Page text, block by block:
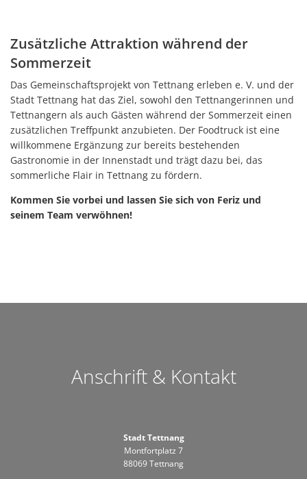
Zusätzliche Attraktion während der
Sommerzeit
Das Gemeinschaftsprojekt von Tettnang erleben e. V. und der
Stadt Tettnang hat das Ziel, sowohl den Tettnangerinnen und
Tettnangern als auch Gästen während der Sommerzeit einen
zusätzlichen Treffpunkt anzubieten. Der Foodtruck ist eine
willkommene Ergänzung zur bereits bestehenden
Gastronomie in der Innenstadt und trägt dazu bei, das
sommerliche Flair in Tettnang zu fördern.
Kommen Sie vorbei und lassen Sie sich von Feriz und
seinem Team verwöhnen!
Anschrift & Kontakt
Stadt Tettnang
Montfortplatz 7
88069 Tettnang